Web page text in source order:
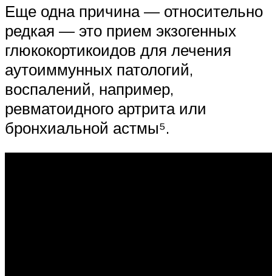
Еще одна причина — относительно
редкая — это прием экзогенных
глюкокортикоидов для лечения
аутоиммунных патологий,
воспалений, например,
ревматоидного артрита или
бронхиальной астмы⁵.